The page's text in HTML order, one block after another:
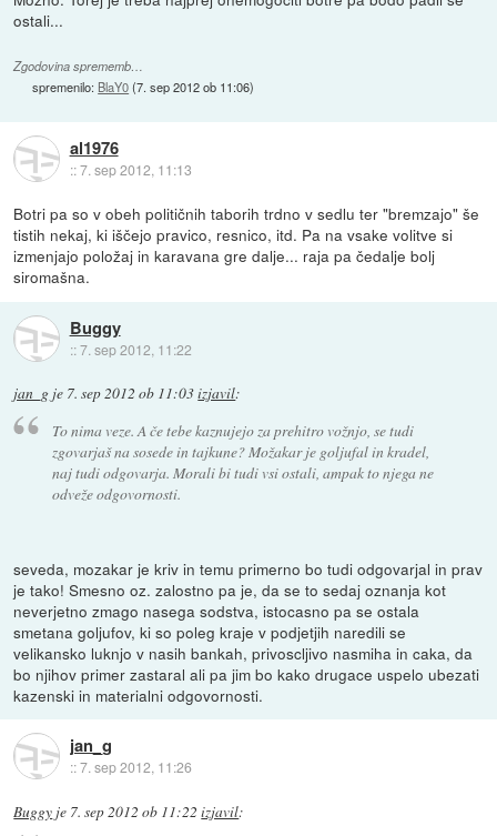
ostali...
Zgodovina sprememb…
spremenilo: BlaY0(7. sep 2012 ob 11:06)
al1976
::7. sep 2012, 11:13
Botri pa so v obeh političnih taborih trdno v sedlu ter "bremzajo" še
tistih nekaj, ki iščejo pravico, resnico, itd. Pa na vsake volitve si
izmenjajo položaj in karavana gre dalje... raja pa čedalje bolj
siromašna.
Buggy
::7. sep 2012, 11:22
jan_g je 7. sep 2012 ob 11:03izjavil:
To nima veze. A če tebe kaznujejo za prehitro vožnjo, se tudi
zgovarjaš na sosede in tajkune? Možakar je goljufal in kradel,
naj tudi odgovarja. Morali bi tudi vsi ostali, ampak to njega ne
odveže odgovornosti.
seveda, mozakar je kriv in temu primerno bo tudi odgovarjal in prav
je tako! Smesno oz. zalostno pa je, da se to sedaj oznanja kot
neverjetno zmago nasega sodstva, istocasno pa se ostala
smetana goljufov, ki so poleg kraje v podjetjih naredili se
velikansko luknjo v nasih bankah, privoscljivo nasmiha in caka, da
bo njihov primer zastaral ali pa jim bo kako drugace uspelo ubezati
kazenski in materialni odgovornosti.
jan_g
::7. sep 2012, 11:26
Buggy je 7. sep 2012 ob 11:22 izjavil: